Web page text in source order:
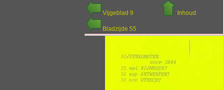
Vijgeblad 9 Inhoud
Bladzijde 55